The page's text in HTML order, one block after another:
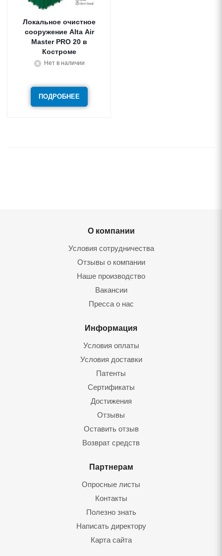
Локальное очистное
сооружение Alta Air
Master PRO 20
Костроме
Нет в наличии
ПОДРОБНЕЕ
О компании
Условия сотрудничества
Отзывы о компании
Наше производство
Вакансии
Пресса о нас
Информация
Условия оплаты
Условия доставки
Патенты
Сертификаты
Достижения
Отзывы
Оставить отзы
Возврат средст
Партнерам
Опросные листы
Контакты
Полезно знать
Написать директору
Карта сайта